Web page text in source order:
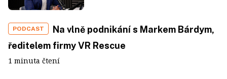
PODCAST
Na vlně podnikání s Markem Bárdym,
ředitelem firmy VR Rescue
1 minuta čtení